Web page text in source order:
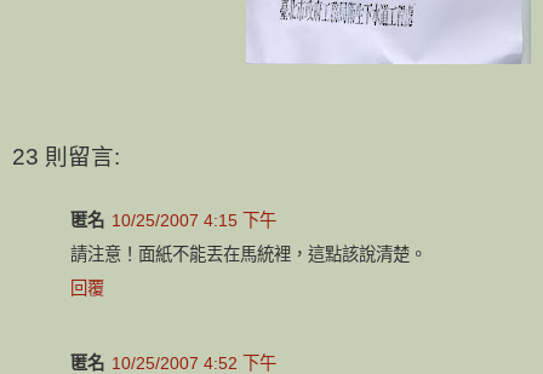
23 則留言:
匿名 10/25/2007 4:15 下午
請注意！面紙不能丟在馬統裡，這點該說清楚。
回覆
匿名 10/25/2007 4:52 下午